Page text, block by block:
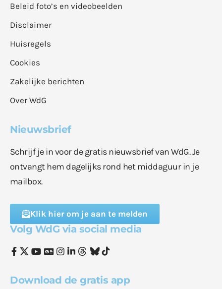
Beleid foto’s en videobeelden
Disclaimer
Huisregels
Cookies
Zakelijke berichten
Over WdG
Nieuwsbrief
Schrijf je in voor de gratis nieuwsbrief van WdG. Je
ontvangt hem dagelijks rond het middaguur in je
mailbox.
Klik hier om je aan te melden
Volg WdG via social media
Download de gratis app